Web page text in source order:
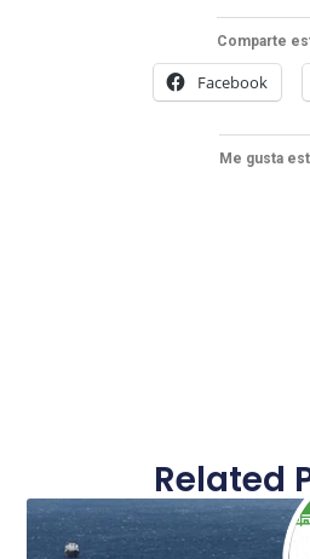
Comparte
Facebook
Me gusta
Related